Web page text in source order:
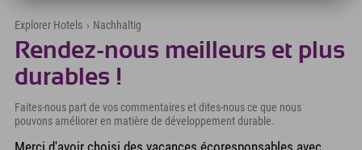
Explorer Hotels › Nachhaltig
Rendez-nous meilleurs et plus
durables !
Faites-nous part de vos commentaires et dites-nous ce que nous
pouvons améliorer en matière de développement durable.